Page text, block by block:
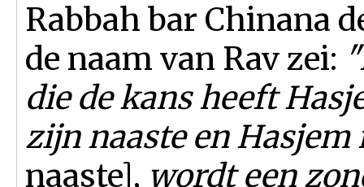
Rabbah bar Chinana
de naam van Rav zei:
die de kans heeft
zijn naaste en
naaste], wordt een